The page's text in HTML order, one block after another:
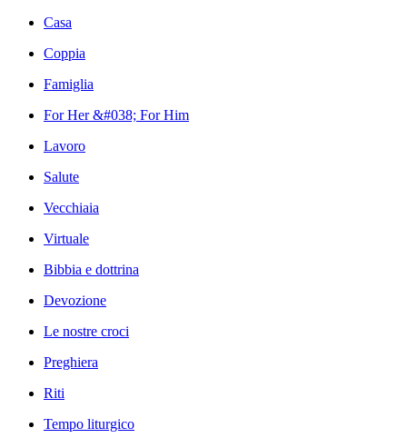
Casa
Coppia
Famiglia
For Her &#038; For Him
Lavoro
Salute
Vecchiaia
Virtuale
Bibbia e dottrina
Devozione
Le nostre croci
Preghiera
Riti
Tempo liturgico